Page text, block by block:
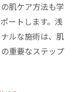
肌ケア方法も学
ートします。浅
ルな施術は、肌
重要なステップ